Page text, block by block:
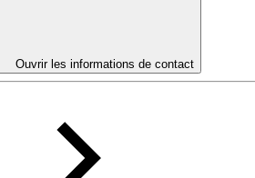
Ouvrir les informations de contact